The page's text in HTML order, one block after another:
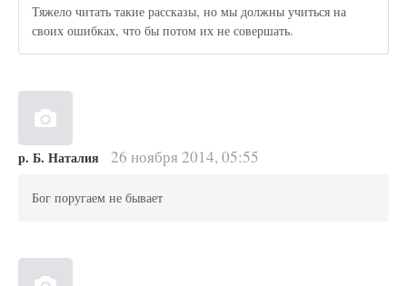
Тяжело читать такие рассказы, но мы должны учиться на
своих ошибках, что бы потом их не совершать.
р. Б. Наталия 26 ноября 2014, 05:55
Бог поругаем не бывает